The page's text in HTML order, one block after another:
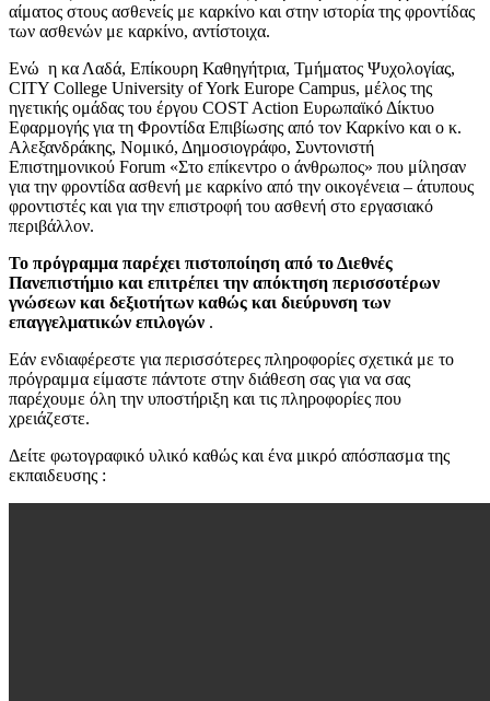
αίματος στους ασθενείς με καρκίνο και στην ιστορία της φροντίδας
των ασθενών με καρκίνο, αντίστοιχα.
Ενώ η κα Λαδά, Επίκουρη Καθηγήτρια, Τμήματος Ψυχολογίας,
CITY College University of York Europe Campus, μέλος της
ηγετικής ομάδας του έργου COST Action Ευρωπαϊκό Δίκτυο
Εφαρμογής για τη Φροντίδα Επιβίωσης από τον Καρκίνο και ο κ.
Αλεξανδράκης, Νομικό, Δημοσιογράφο, Συντονιστή
Επιστημονικού Forum «Στο επίκεντρο ο άνθρωπος» που μίλησαν
για την φροντίδα ασθενή με καρκίνο από την οικογένεια – άτυπους
φροντιστές και για την επιστροφή του ασθενή στο εργασιακό
περιβάλλον.
Το πρόγραμμα παρέχει πιστοποίηση από το Διεθνές
Πανεπιστήμιο και επιτρέπει την απόκτηση περισσοτέρων
γνώσεων και δεξιοτήτων καθώς και διεύρυνση των
επαγγελματικών επιλογών .
Εάν ενδιαφέρεστε για περισσότερες πληροφορίες σχετικά με το
πρόγραμμα είμαστε πάντοτε στην διάθεση σας για να σας
παρέχουμε όλη την υποστήριξη και τις πληροφορίες που
χρειάζεστε.
Δείτε φωτογραφικό υλικό καθώς και ένα μικρό απόσπασμα της
εκπαιδευσης :